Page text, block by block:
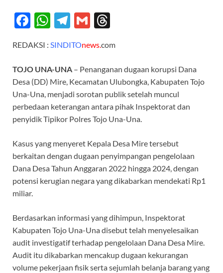
F
e
b
o
o
k
W
at
s
A
p
p
T
e
gr
a
m
G
ail e
a
ds
REDAKSI : SINDITOnews.com
TOJO UNA-UNA – Penanganan dugaan korupsi Dana
Desa (DD) Mire, Kecamatan Ulubongka, Kabupaten Tojo
Una-Una, menjadi sorotan publik setelah muncul
perbedaan keterangan antara pihak Inspektorat dan
penyidik Tipikor Polres Tojo Una-Una.
Kasus yang menyeret Kepala Desa Mire tersebut
berkaitan dengan dugaan penyimpangan pengelolaan
Dana Desa Tahun Anggaran 2022 hingga 2024, dengan
potensi kerugian negara yang dikabarkan mendekati Rp1
miliar.
Berdasarkan informasi yang dihimpun, Inspektorat
Kabupaten Tojo Una-Una disebut telah menyelesaikan
audit investigatif terhadap pengelolaan Dana Desa Mire.
Audit itu dikabarkan mencakup dugaan kekurangan
volume pekerjaan fisik serta sejumlah belanja barang yang